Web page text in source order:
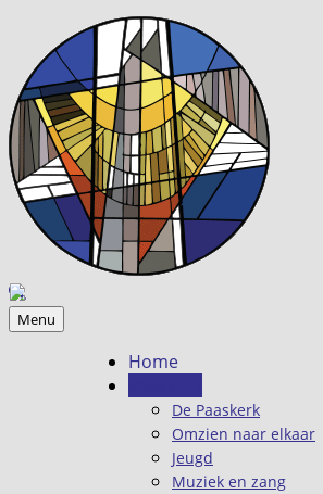
Menu
Home
De Paaskerk
Omzien naar elkaar
Jeugd
Muziek en zang